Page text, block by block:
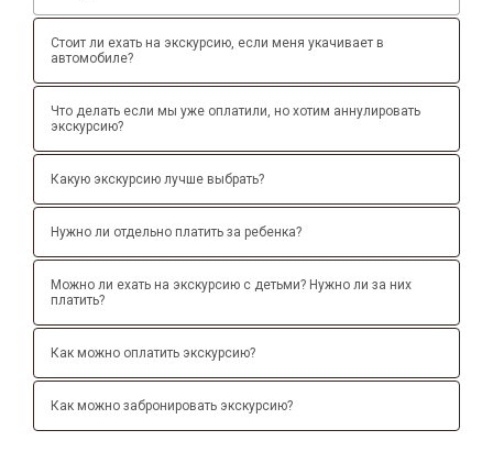
Стоит ли ехать на экскурсию, если меня укачивает в
автомобиле?
Что делать если мы уже оплатили, но хотим аннулировать
экскурсию?
Какую экскурсию лучше выбрать?
Нужно ли отдельно платить за ребенка?
Можно ли ехать на экскурсию с детьми? Нужно ли за них
платить?
Как можно оплатить экскурсию?
Как можно забронировать экскурсию?